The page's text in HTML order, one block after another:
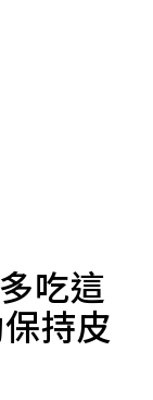
吃這
持皮